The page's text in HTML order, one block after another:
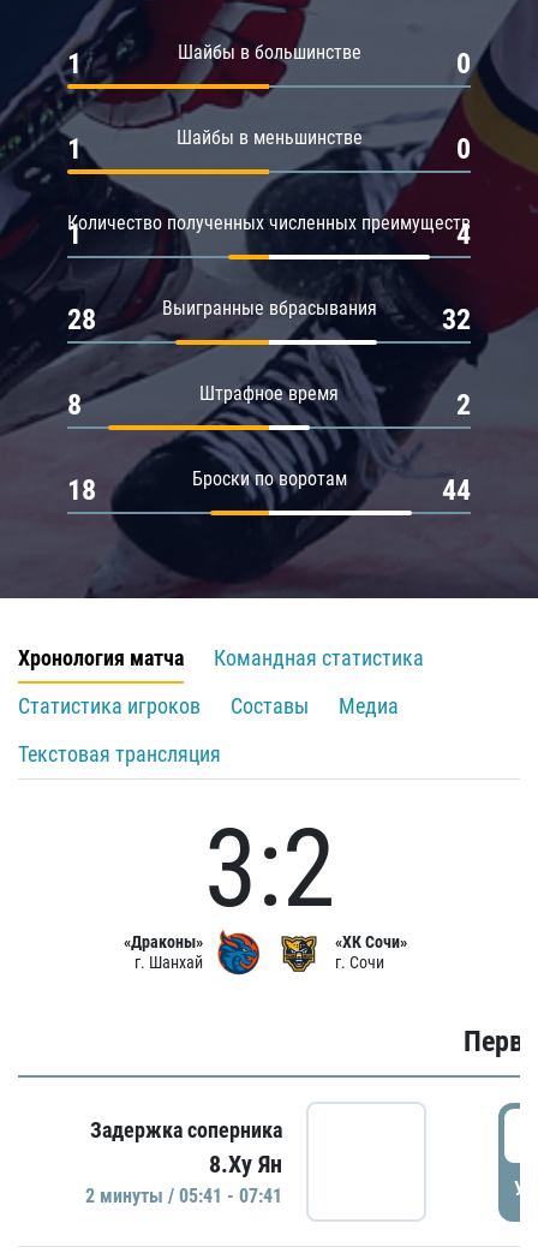
Шайбы в большинстве
1 0
Шайбы в меньшинстве
1 0
Количество полученных численных преимуществ
1 4
Выигранные вбрасывания
28 32
Штрафное время
8 2
Броски по воротам
18 44
Хронология матча
Командная статистика
Статистика игроков
Составы
Медиа
Текстовая трансляция
«Драконы»
г. Шанхай
3:2
«ХК Сочи»
г. Сочи
Задержка соперника
8.Ху Ян
2 минуты / 05:41 - 07:41